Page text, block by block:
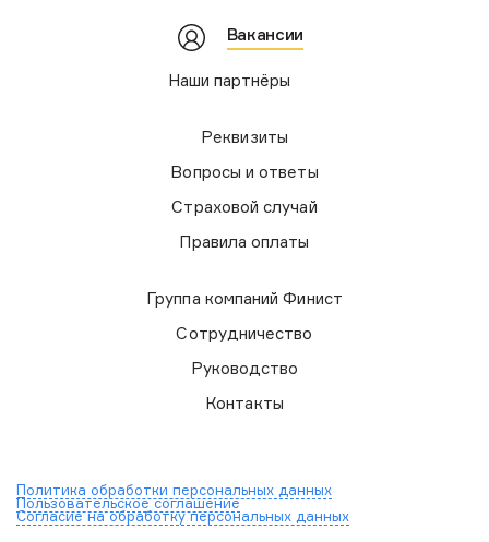
Вакансии
Наши партнёры
Реквизиты
Вопросы и ответы
Страховой случай
Правила оплаты
Группа компаний Финист
Сотрудничество
Руководство
Контакты
Политика обработки персональных данных
Пользовательское соглашение
Согласие на обработку персональных данных